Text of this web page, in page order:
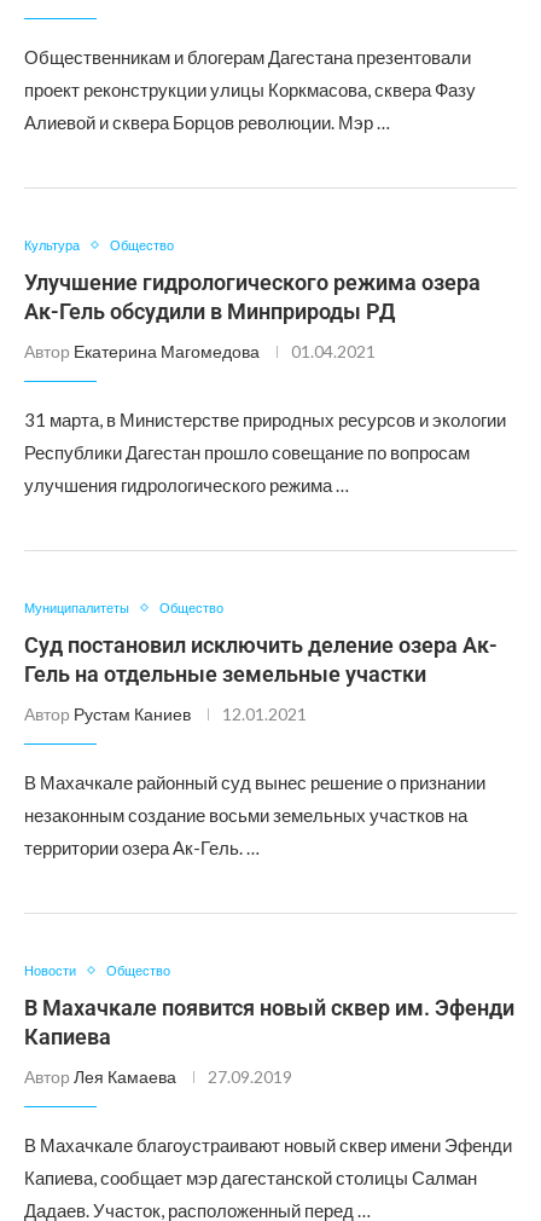
Общественникам и блогерам Дагестана презентовали
проект реконструкции улицы Коркмасова, сквера Фазу
Алиевой и сквера Борцов революции. Мэр …
Культура Общество
Улучшение гидрологического режима озера
Ак-Гель обсудили в Минприроды РД
Автор Екатерина Магомедова 01.04.2021
31 марта, в Министерстве природных ресурсов и экологии
Республики Дагестан прошло совещание по вопросам
улучшения гидрологического режима …
Муниципалитеты Общество
Суд постановил исключить деление озера Ак-
Гель на отдельные земельные участки
Автор Рустам Каниев 12.01.2021
В Махачкале районный суд вынес решение о признании
незаконным создание восьми земельных участков на
территории озера Ак-Гель. …
Новости Общество
В Махачкале появится новый сквер им. Эфенди
Капиева
Автор Лея Камаева 27.09.2019
В Махачкале благоустраивают новый сквер имени Эфенди
Капиева, сообщает мэр дагестанской столицы Салман
Дадаев. Участок, расположенный перед …